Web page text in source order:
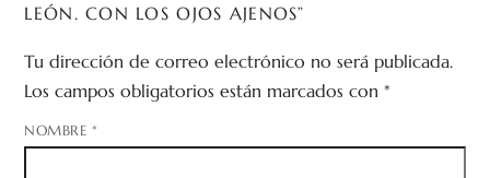
LEÓN. CON LOS OJOS AJENOS”
Tu dirección de correo electrónico no será publicada.
Los campos obligatorios están marcados con*
NOMBRE *